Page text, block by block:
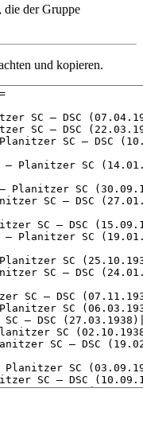
die der Gruppe
und kopieren.